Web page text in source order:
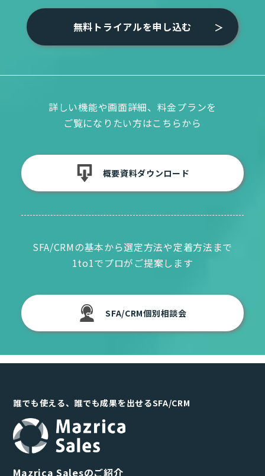
無料トライアルを申し込む
詳しい機能や画面詳細、料金プランを
ご覧になりたい方はこちらから
概要資料ダウンロード
SFA/CRMの基本から選定方法や定着方法まで
1to1でプロがご提案します
SFA/CRM個別相談会
誰でも使える、誰でも成果を出せるSFA/CRM
Mazrica Salesのご紹介